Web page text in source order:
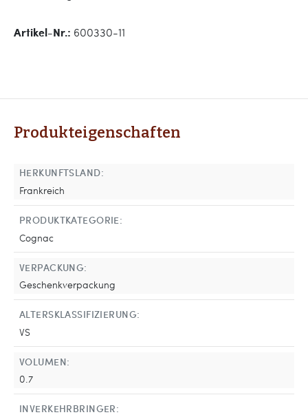
Artikel-Nr.: 600330-11
Produkteigenschaften
HERKUNFTSLAND:
Frankreich
PRODUKTKATEGORIE:
Cognac
VERPACKUNG:
Geschenkverpackung
ALTERSKLASSIFIZIERUNG:
VS
VOLUMEN:
0.7
INVERKEHRBRINGER: